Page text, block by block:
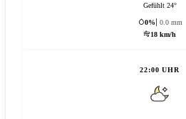
Gefühlt 24°
0%
0.0 mm
18 km/h
22:00 UHR